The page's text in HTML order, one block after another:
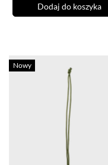
Dodaj do koszyka
Nowy